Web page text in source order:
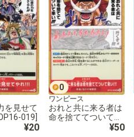
を見せて
019]
¥20
0
ワンピース
おれと共に来る者は
命を捨ててついて来
い!!![UC][OP16-020]
¥50